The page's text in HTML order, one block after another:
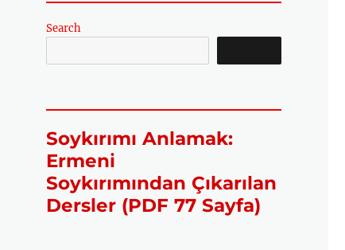
Search
Soykırımı Anlamak:
Ermeni
Soykırımından Çıkarılan
Dersler (PDF 77 Sayfa)